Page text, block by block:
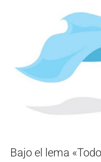
Bajo el lema